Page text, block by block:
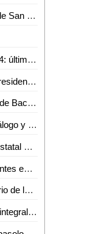
Fenapo 2025 impulsa la economía y cultura de San Luis Potosí
Función especial de medianoche "El conjuro 4: últimos ritos" en cineteca Alameda
Es positivo el primer año del gobierno de la presidenta Claudia Sheinbaum Pardo: hay estabilidad económica
Medicina tradicional intercultural en Colegios de Bachilleres
Gobierno estatal construye paz social con diálogo y participación ciudadana
Colaboración sin límites entre la Secretaría Estatal de Seguridad y la ONU: Jesús Juárez Hernández
COBACH alcanzará récord de 31 mil estudiantes este ciclo escolar
Vía alterna sur beneficiará al sector inmobiliario de la zona: AMPI
Realiza IMSS San Luis Potosí remodelación integral en unidades médicas de la zona huasteca